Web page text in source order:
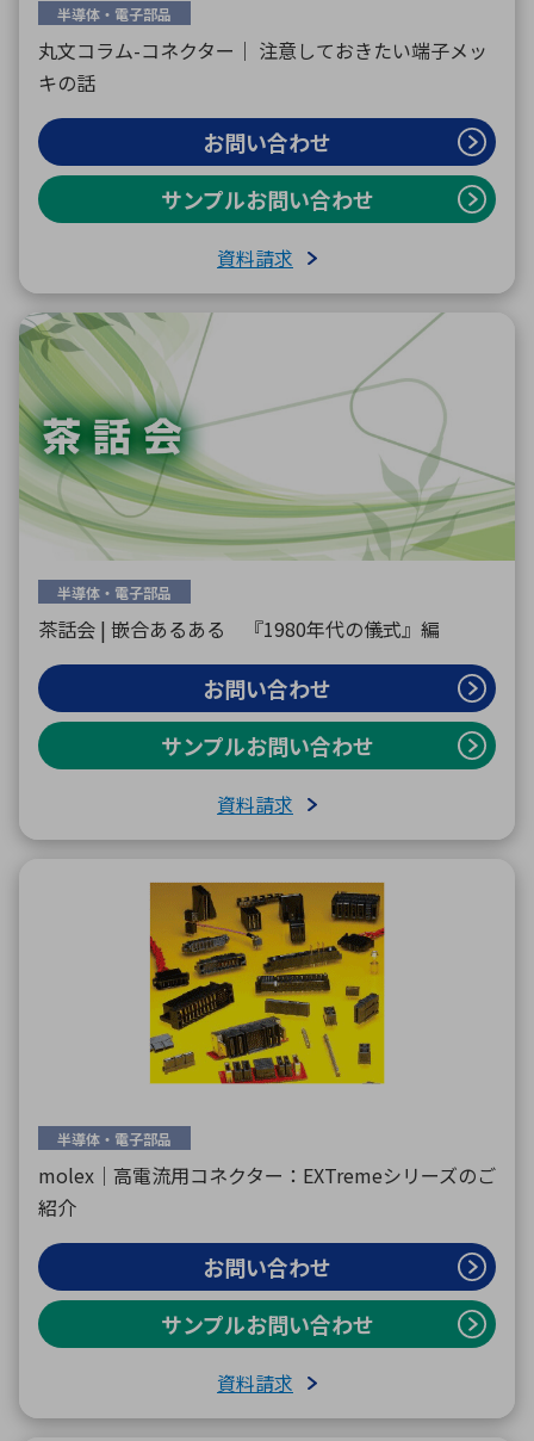
半導体・電子部品
丸文コラム-コネクター｜ 注意しておきたい端子メッ
キの話
お問い合わせ
サンプルお問い合わせ
資料請求
半導体・電子部品
茶話会 | 嵌合あるある 『1980年代の儀式』編
お問い合わせ
サンプルお問い合わせ
資料請求
半導体・電子部品
molex｜高電流用コネクター：EXTremeシリーズのご
紹介
お問い合わせ
サンプルお問い合わせ
資料請求